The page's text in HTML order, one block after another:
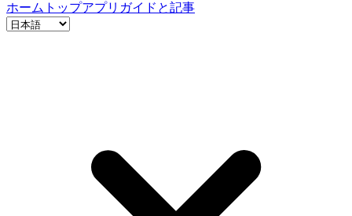
ホーム トップアプリ ガイドと記事